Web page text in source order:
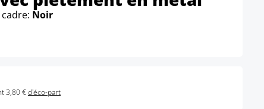
Noir
3,80 €d'éco-part